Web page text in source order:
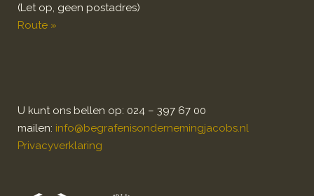
(Let op, geen postadres)
Route »
U kunt ons bellen op: 024 – 397 67 00
mailen: info@begrafenisondernemingjacobs.nl
Privacyverklaring